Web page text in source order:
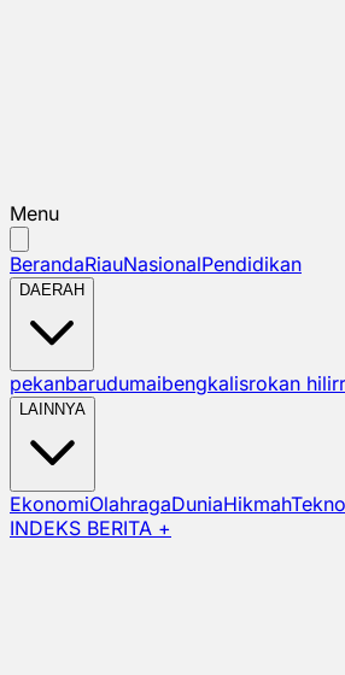
Menu
BerandaRiauNasionalPendidikan
DAERAH
pekanbarudumaibengkalisrokan hilir
LAINNYA
EkonomiOlahragaDuniaHikmah
INDEKS BERITA +